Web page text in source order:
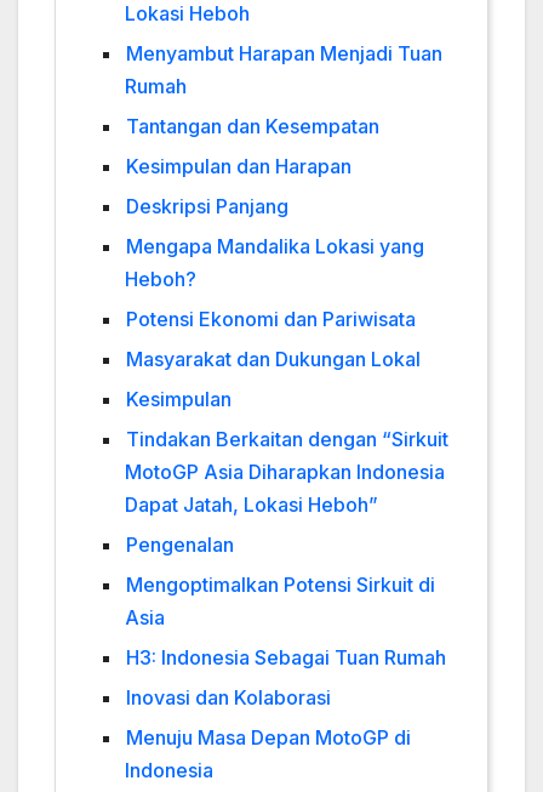
Lokasi Heboh
Menyambut Harapan Menjadi Tuan
Rumah
Tantangan dan Kesempatan
Kesimpulan dan Harapan
Deskripsi Panjang
Mengapa Mandalika Lokasi yang
Heboh?
Potensi Ekonomi dan Pariwisata
Masyarakat dan Dukungan Lokal
Kesimpulan
Tindakan Berkaitan dengan “Sirkuit
MotoGP Asia Diharapkan Indonesia
Dapat Jatah, Lokasi Heboh”
Pengenalan
Mengoptimalkan Potensi Sirkuit di
Asia
H3: Indonesia Sebagai Tuan Rumah
Inovasi dan Kolaborasi
Menuju Masa Depan MotoGP di
Indonesia